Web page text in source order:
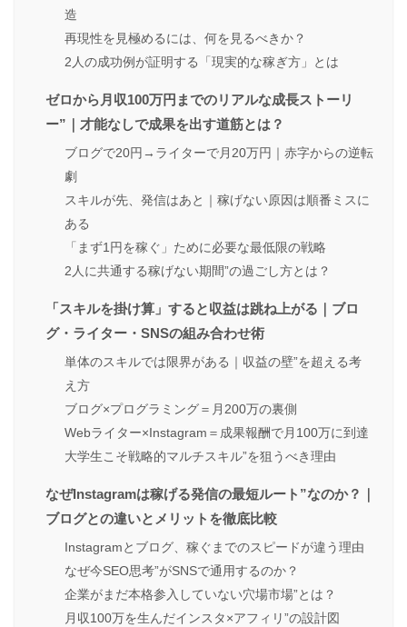
造
再現性を見極めるには、何を見るべきか？
2人の成功例が証明する「現実的な稼ぎ方」とは
ゼロから月収100万円までのリアルな成長ストーリ
ー”｜才能なしで成果を出す道筋とは？
ブログで20円→ライターで月20万円｜赤字からの逆転
劇
スキルが先、発信はあと｜稼げない原因は順番ミスに
ある
「まず1円を稼ぐ」ために必要な最低限の戦略
2人に共通する稼げない期間”の過ごし方とは？
「スキルを掛け算」すると収益は跳ね上がる｜ブロ
グ・ライター・SNSの組み合わせ術
単体のスキルでは限界がある｜収益の壁”を超える考
え方
ブログ×プログラミング＝月200万の裏側
Webライター×Instagram＝成果報酬で月100万に到達
大学生こそ戦略的マルチスキル”を狙うべき理由
なぜInstagramは稼げる発信の最短ルート”なのか？｜
ブログとの違いとメリットを徹底比較
Instagramとブログ、稼ぐまでのスピードが違う理由
なぜ今SEO思考”がSNSで通用するのか？
企業がまだ本格参入していない穴場市場”とは？
月収100万を生んだインスタ×アフィリ”の設計図